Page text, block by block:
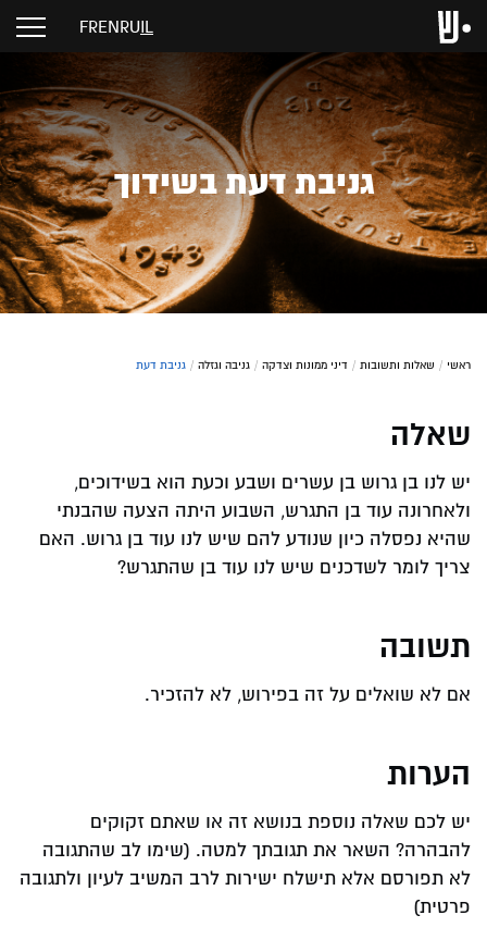
IL
RU
EN
FR
גניבת דעת בשידוך
ראשי / שאלות ותשובות / דיני ממונות וצדקה / גניבה וגזלה / גניבת דעת
שאלה
יש לנו בן גרוש בן עשרים ושבע וכעת הוא בשידוכים,
ולאחרונה עוד בן התגרש, השבוע היתה הצעה שהבנתי
שהיא נפסלה כיון שנודע להם שיש לנו עוד בן גרוש. האם
צריך לומר לשדכנים שיש לנו עוד בן שהתגרש?
תשובה
אם לא שואלים על זה בפירוש, לא להזכיר.
הערות
יש לכם שאלה נוספת בנושא זה או שאתם זקוקים
להבהרה? השאר את תגובתך למטה. (שימו לב שהתגובה
לא תפורסם אלא תישלח ישירות לרב המשיב לעיון ולתגובה
פרטית)